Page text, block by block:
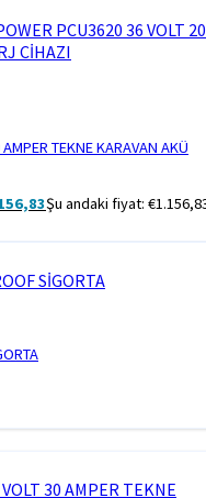
TEKNE KARAVAN AKÜ
Şu andaki fiyat: